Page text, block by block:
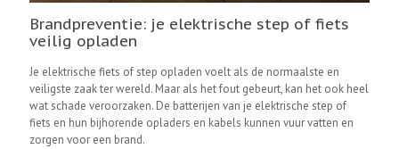
Brandpreventie: je elektrische step of fiets
veilig opladen
Je elektrische fiets of step opladen voelt als de normaalste en
veiligste zaak ter wereld. Maar als het fout gebeurt, kan het ook heel
wat schade veroorzaken. De batterijen van je elektrische step of
fiets en hun bijhorende opladers en kabels kunnen vuur vatten en
zorgen voor een brand.